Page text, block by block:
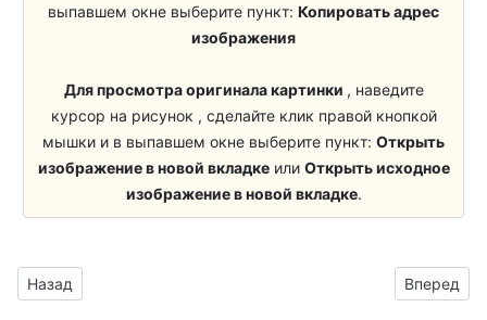
Уборщик, Клинер
Барабанщик
Художник
выпавшем окне выберите пункт: Копировать адрес
изображения
Для просмотра оригинала картинки , наведите
курсор на рисунок , сделайте клик правой кнопкой
мышки и в выпавшем окне выберите пункт: Открыть
изображение в новой вкладкеили Открыть исходное
изображение в новой вкладке.
Предыдущий материал: элементы без фона для детских
Назад Вперед